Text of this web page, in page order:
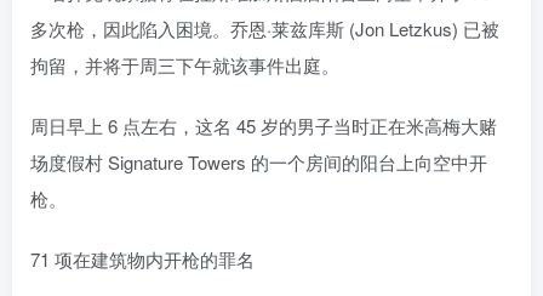
多次枪，因此陷入困境。乔恩·莱兹库斯 (Jon Letzkus) 已被
拘留，并将于周三下午就该事件出庭。
周日早上 6 点左右，这名 45 岁的男子当时正在米高梅大赌
场度假村 Signature Towers 的一个房间的阳台上向空中开
枪。
71 项在建筑物内开枪的罪名